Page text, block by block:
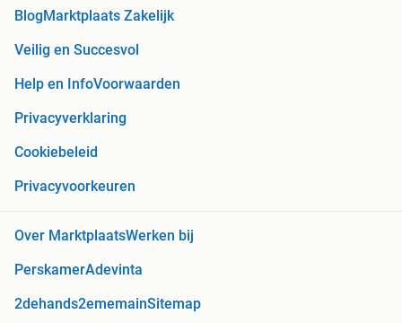
Blog Marktplaats Zakelijk
Veilig en Succesvol
Help en InfoVoorwaarden
Privacyverklaring
Cookiebeleid
Privacyvoorkeuren
Over MarktplaatsWerken bij
PerskamerAdevinta
2dehands2ememainSitemap